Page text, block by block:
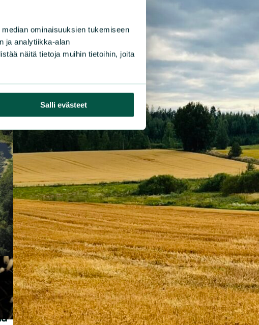
ominaisuuksien tukemiseen
ja analytiikka-alan
näitä tietoja muihin tietoihin, joita
Salli evästeet